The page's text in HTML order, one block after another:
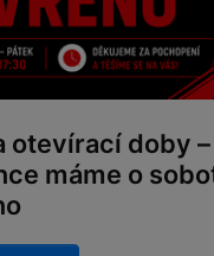
otevírací doby –
máme o